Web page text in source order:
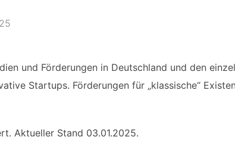
und Förderungen in Deutschland und den
Startups. Förderungen für „klassische“
Aktueller Stand 03.01.2025.